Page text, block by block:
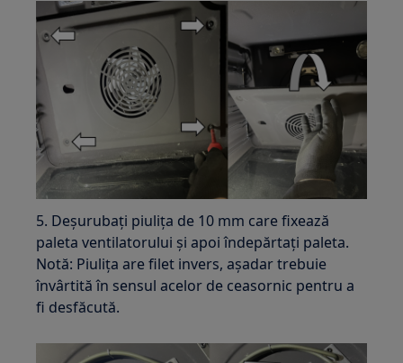
5. Deșurubați piulița de 10 mm care fixează
paleta ventilatorului și apoi îndepărtați paleta.
Notă: Piulița are filet invers, așadar trebuie
învârtită în sensul acelor de ceasornic pentru a
fi desfăcută.